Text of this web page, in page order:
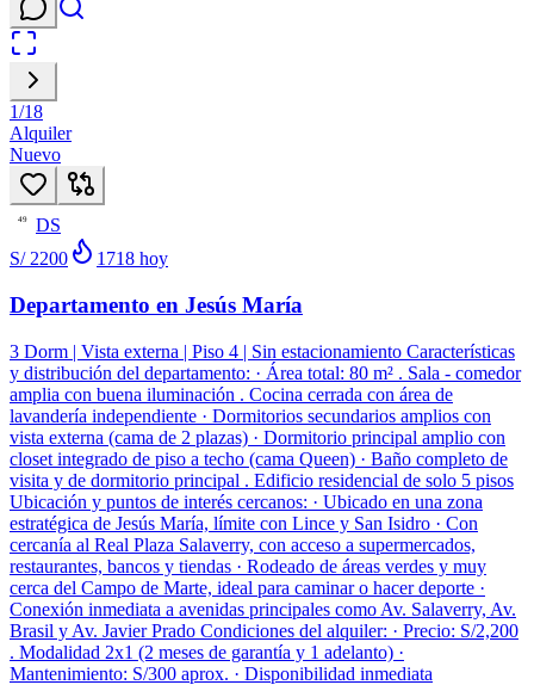
1/18
Alquiler
Nuevo
49
DS
S/ 2200
1718 hoy
Departamento en Jesús María
3 Dorm | Vista externa | Piso 4 | Sin estacionamiento Características
y distribución del departamento: · Área total: 80 m² . Sala - comedor
amplia con buena iluminación . Cocina cerrada con área de
lavandería independiente · Dormitorios secundarios amplios con
vista externa (cama de 2 plazas) · Dormitorio principal amplio con
closet integrado de piso a techo (cama Queen) · Baño completo de
visita y de dormitorio principal . Edificio residencial de solo 5 pisos
Ubicación y puntos de interés cercanos: · Ubicado en una zona
estratégica de Jesús María, límite con Lince y San Isidro · Con
cercanía al Real Plaza Salaverry, con acceso a supermercados,
restaurantes, bancos y tiendas · Rodeado de áreas verdes y muy
cerca del Campo de Marte, ideal para caminar o hacer deporte ·
Conexión inmediata a avenidas principales como Av. Salaverry, Av.
Brasil y Av. Javier Prado Condiciones del alquiler: · Precio: S/2,200
. Modalidad 2x1 (2 meses de garantía y 1 adelanto) ·
Mantenimiento: S/300 aprox. · Disponibilidad inmediata